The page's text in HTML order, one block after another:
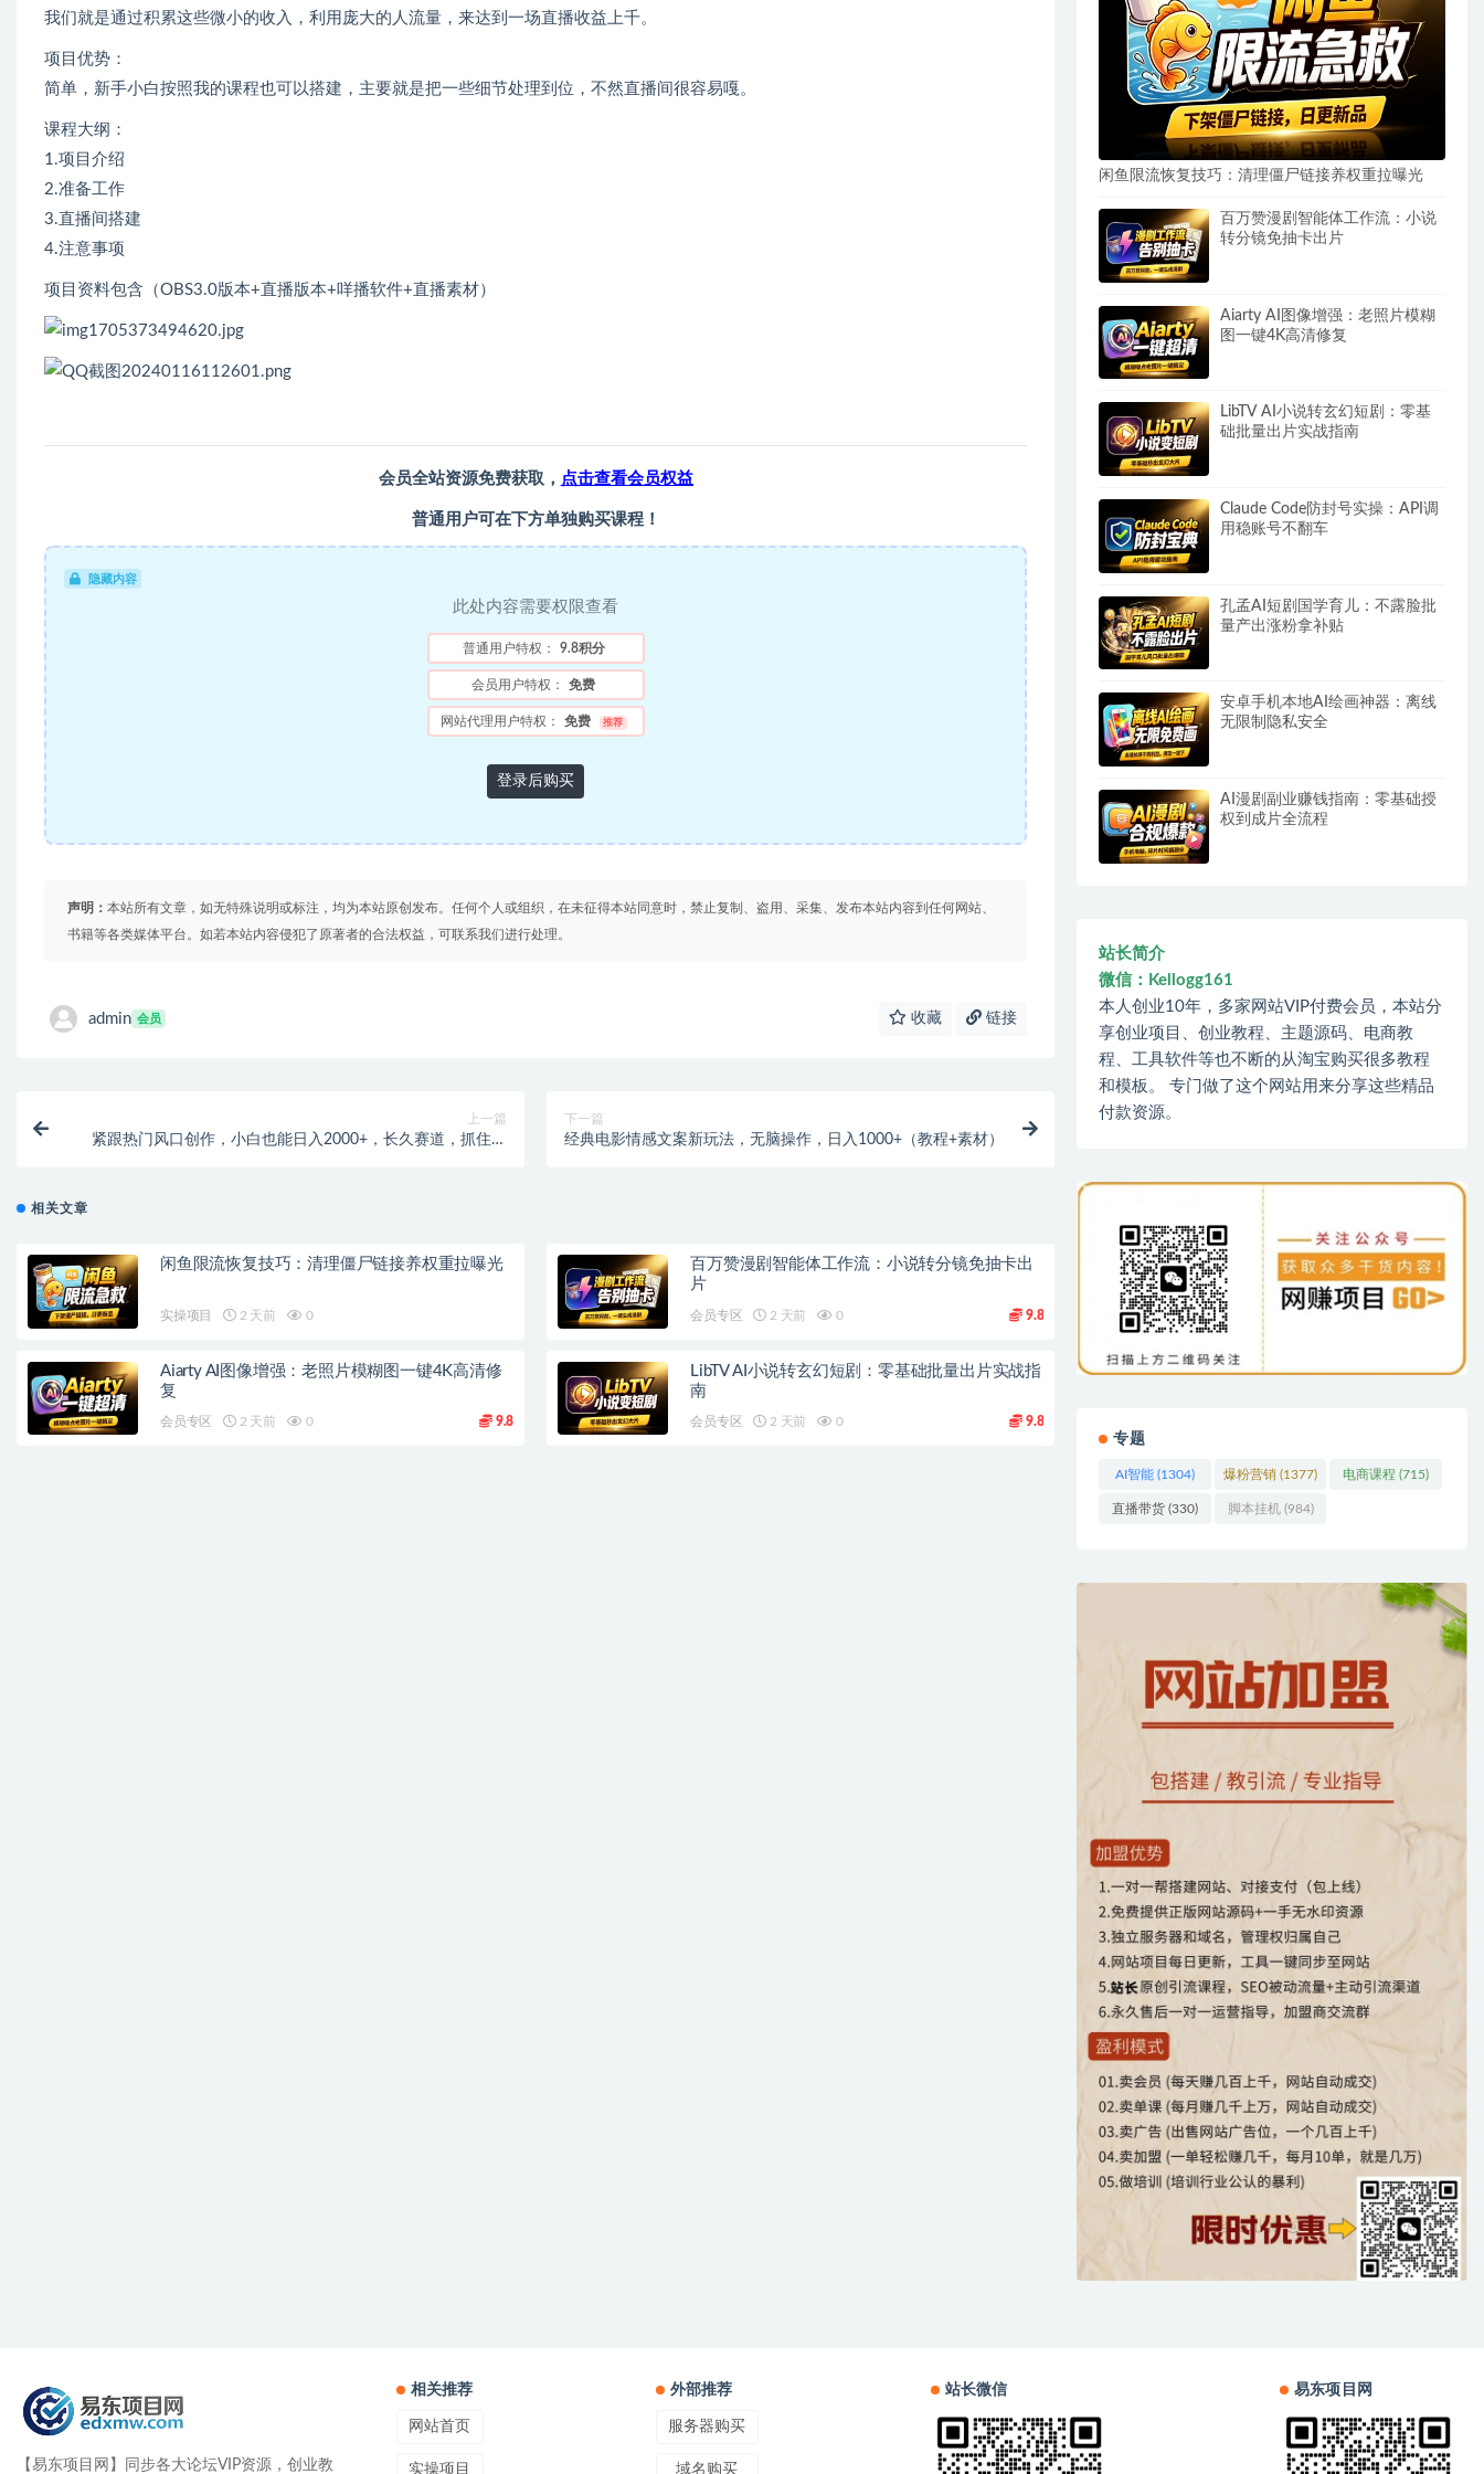
我们就是通过积累这些微小的收入，利用庞大的人流量，来达到一场直播收益上千。
项目优势：
简单，新手小白按照我的课程也可以搭建，主要就是把一些细节处理到位，不然直播间很容易嘎。
课程大纲：
1.项目介绍
2.准备工作
3.直播间搭建
4.注意事项
项目资料包含（OBS3.0版本+直播版本+咩播软件+直播素材）
会员全站资源免费获取， 点击查看会员权益
普通用户可在下方单独购买课程！
隐藏内容
此处内容需要权限查看
普通用户特权： 9.8积分
会员用户特权： 免费
网站代理用户特权： 免费 推荐
登录后购买
声明： 本站所有文章，如无特殊说明或标注，均为本站原创发布。任何个人或组织，在未征得本站同意时，禁止复制、盗用、采集、发布本站内容到任何网站、
书籍等各类媒体平台。如若本站内容侵犯了原著者的合法权益，可联系我们进行处理。
admin 会员 收藏 链接
上一篇
紧跟热门风口创作，小白也能日入2000+，长久赛道，抓住红
下一篇
经典电影情感文案新玩法，无脑操作，日入1000+（教程+素材）
相关文章
闲鱼限流恢复技巧：清理僵尸链接养权重拉曝光
实操项目 2 天前 0
百万赞漫剧智能体工作流：小说转分镜免抽卡出
片
会员专区 2 天前 0 9.8
Aiarty AI图像增强：老照片模糊图一键4K高清修
复
会员专区 2 天前 0 9.8
LibTV AI小说转玄幻短剧：零基础批量出片实战指
南
会员专区 2 天前 0 9.8
闲鱼限流恢复技巧：清理僵尸链接养权重拉曝光
百万赞漫剧智能体工作流：小说
转分镜免抽卡出片
Aiarty AI图像增强：老照片模糊
图一键4K高清修复
LibTV AI小说转玄幻短剧：零基
础批量出片实战指南
Claude Code防封号实操：API调
用稳账号不翻车
孔孟AI短剧国学育儿：不露脸批
量产出涨粉拿补贴
安卓手机本地AI绘画神器：离线
无限制隐私安全
AI漫剧副业赚钱指南：零基础授
权到成片全流程
站长简介
微信：Kellogg161
本人创业10年，多家网站VIP付费会员，本站分
享创业项目、创业教程、主题源码、电商教
程、工具软件等也不断的从淘宝购买很多教程
和模板。 专门做了这个网站用来分享这些精品
付款资源。
专题
AI智能 (1304) 爆粉营销 (1377) 电商课程 (715)
直播带货 (330) 脚本挂机(984)
【易东项目网】同步各大论坛VIP资源，创业教
相关推荐
网站首页
实操项目
外部推荐
服务器购买
域名购买
站长微信 易东项目网